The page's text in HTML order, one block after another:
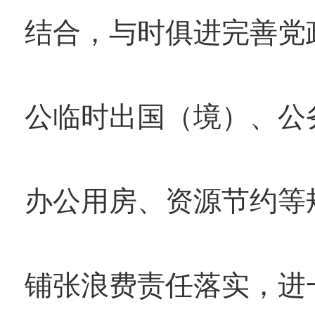
结合，与时俱进完善
公临时出国（境）、
办公用房、资源节约
铺张浪费责任落实，